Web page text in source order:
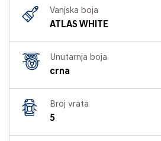
Vanjska boja
ATLAS WHITE
Unutarnja boja
crna
Broj vrata
5